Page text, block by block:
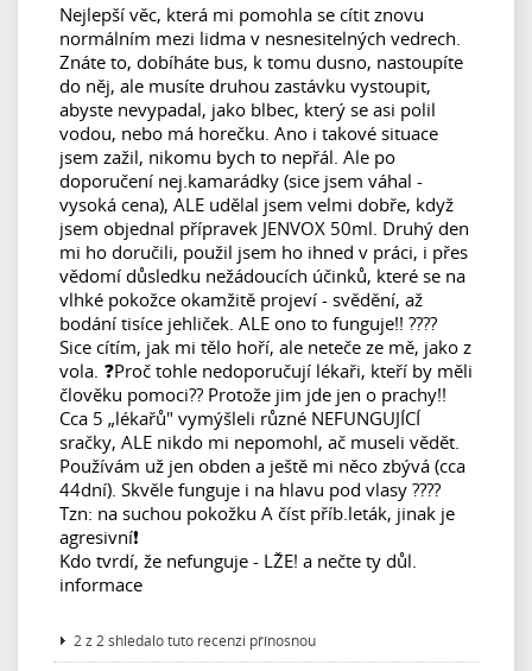
Nejlepší věc, která mi pomohla se cítit znovu
normálním mezi lidma v nesnesitelných vedrech.
Znáte to, dobíháte bus, k tomu dusno, nastoupíte
do něj, ale musíte druhou zastávku vystoupit,
abyste nevypadal, jako blbec, který se asi polil
vodou, nebo má horečku. Ano i takové situace
jsem zažil, nikomu bych to nepřál. Ale po
doporučení nej.kamarádky (sice jsem váhal -
vysoká cena), ALE udělal jsem velmi dobře, když
jsem objednal přípravek JENVOX 50ml. Druhý den
mi ho doručili, použil jsem ho ihned v práci, i přes
vědomí důsledku nežádoucích účinků, které se na
vlhké pokožce okamžitě projeví - svědění, až
bodání tisíce jehliček. ALE ono to funguje!! ????
Sice cítím, jak mi tělo hoří, ale neteče ze mě, jako z
vola. ❓Proč tohle nedoporučují lékaři, kteří by měli
člověku pomoci?? Protože jim jde jen o prachy!!
Cca 5 „lékařů" vymýšleli různé NEFUNGUJÍCÍ
sračky, ALE nikdo mi nepomohl, ač museli vědět.
Používám už jen obden a ještě mi něco zbývá (cca
44dní). Skvěle funguje i na hlavu pod vlasy ????
Tzn: na suchou pokožku A číst příb.leták, jinak je
agresivní❗
Kdo tvrdí, že nefunguje - LŽE! a nečte ty důl.
informace
2 z 2 shledalo tuto recenzi přínosnou